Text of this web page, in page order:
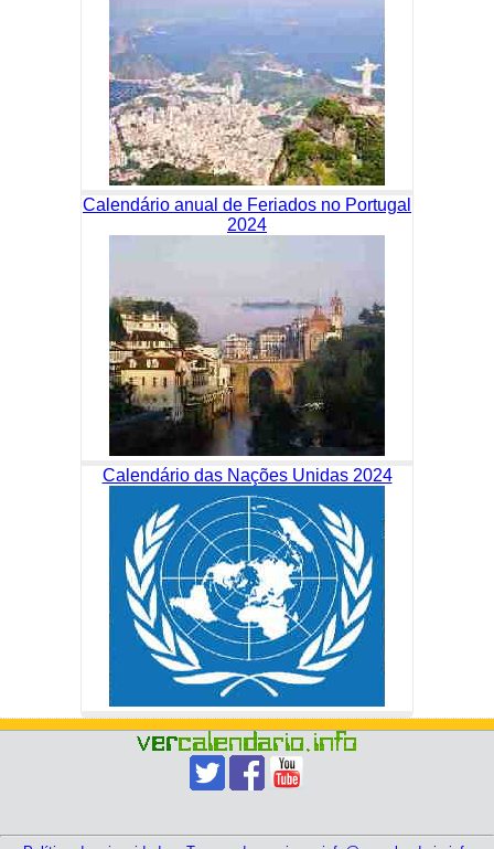
Calendário anual de Feriados no Portugal
2024
Calendário das Nações Unidas 2024